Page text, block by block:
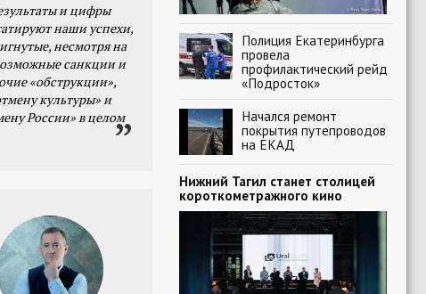
и цифры
наши успехи,
несмотря на
санкции и
«обструкции»,
культуры» и
России» в целом
Полиция Екатеринбурга
провела
профилактический рейд
«Подросток»
Начался ремонт
покрытия путепроводов
на ЕКАД
Нижний Тагил станет столицей
короткометражного кино